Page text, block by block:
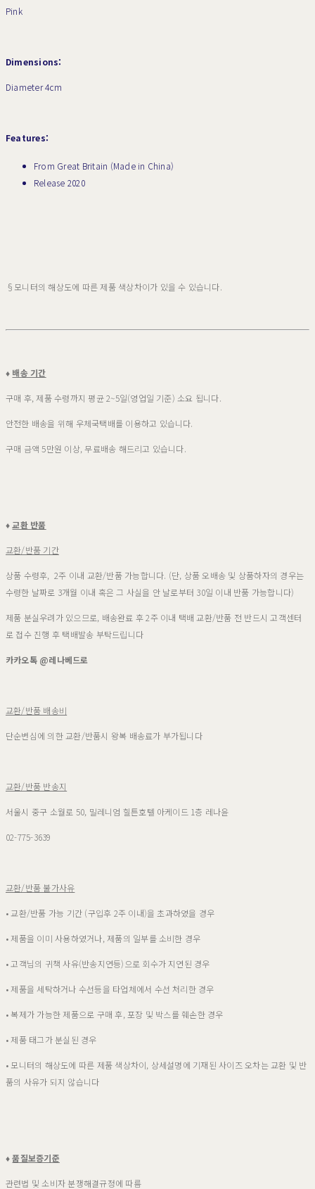
Pink
Dimensions:
Diameter 4cm
Features:
From Great Britain (Made in China)
Release 2020
§모니터의 해상도에 따른 제품 색상차이가 있을 수 있습니다.
♦ 배송 기간
구매 후, 제품 수령까지 평균 2~5일(영업일 기준) 소요 됩니다.
안전한 배송을 위해 우체국택배를 이용하고 있습니다.
구매 금액 5만원 이상, 무료배송 해드리고 있습니다.
♦교환 반품
교환/반품 기간
상품 수령후, 2주 이내 교환/반품 가능합니다. (단, 상품 오배송 및 상품하자의 경우는
수령한 날짜로 3개월 이내 혹은 그 사실을 안 날로부터 30일 이내 반품 가능합니다)
제품 분실우려가 있으므로, 배송완료 후 2주 이내 택배 교환/반품 전 반드시 고객센터
로 접수 진행 후 택배발송 부탁드립니다
카카오톡 @레나베드로
교환/반품 배송비
단순변심에 의한 교환/반품시 왕복 배송료가 부가됩니다
교환/반품 반송지
서울시 중구 소월로 50, 밀레니엄 힐튼호텔 아케이드 1층 레나윤
02-775-3639
교환/반품 불가사유
• 교환/반품 가능 기간 (구입후 2주 이내)을 초과하였을 경우
• 제품을 이미 사용하였거나, 제품의 일부를 소비한 경우
• 고객님의 귀책 사유(반송지연등)으로 회수가 지연된 경우
• 제품을 세탁하거나 수선등을 타업체에서 수선 처리한 경우
• 복제가 가능한 제품으로 구매 후, 포장 및 박스를 훼손한 경우
• 제품 태그가 분실된 경우
• 모니터의 해상도에 따른 제품 색상차이, 상세설명에 기재된 사이즈 오차는 교환 및 반
품의 사유가 되지 않습니다
♦품질보증기준
관련법 및 소비자 분쟁해결규정에 따름